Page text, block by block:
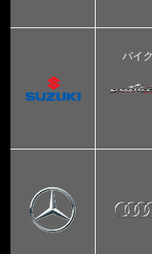
バイク